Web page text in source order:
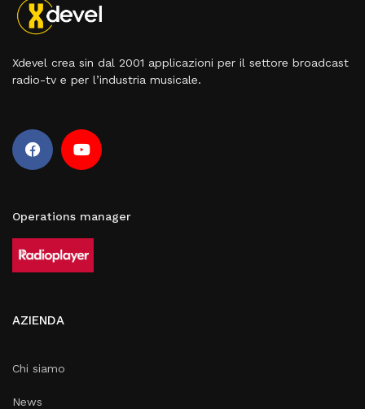
Xdevel crea sin dal 2001 applicazioni per il settore broadcast
radio-tv e per l’industria musicale.
Operations manager
AZIENDA
Chi siamo
News